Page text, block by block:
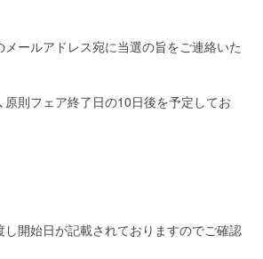
メールアドレス宛に当選の旨をご連絡いた
原則フェア終了日の10日後を予定してお
し開始日が記載されておりますのでご確認